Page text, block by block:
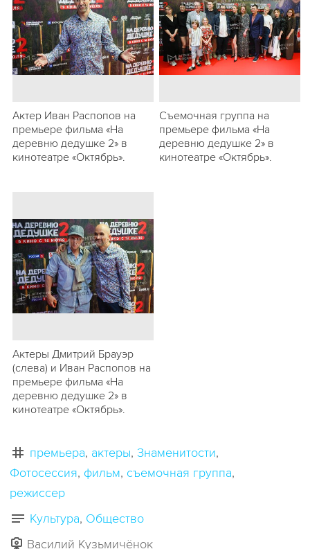
Актер Иван Распопов на
премьере фильма «На
деревню дедушке 2» в
кинотеатре «Октябрь».
Съемочная группа на
премьере фильма «На
деревню дедушке 2» в
кинотеатре «Октябрь».
Актеры Дмитрий Брауэр
(слева) и Иван Распопов на
премьере фильма «На
деревню дедушке 2» в
кинотеатре «Октябрь».
премьера актеры Знаменитости
Фотосессия фильм съемочная группа
режиссер
Культура Общество
Василий Кузьмичёнок